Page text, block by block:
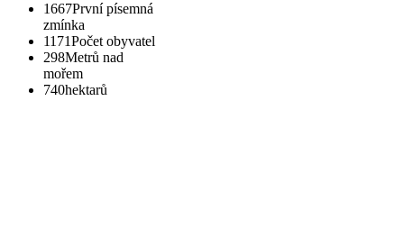
1667První písemná
zmínka
1171Počet obyvatel
298Metrů nad
mořem
740hektarů